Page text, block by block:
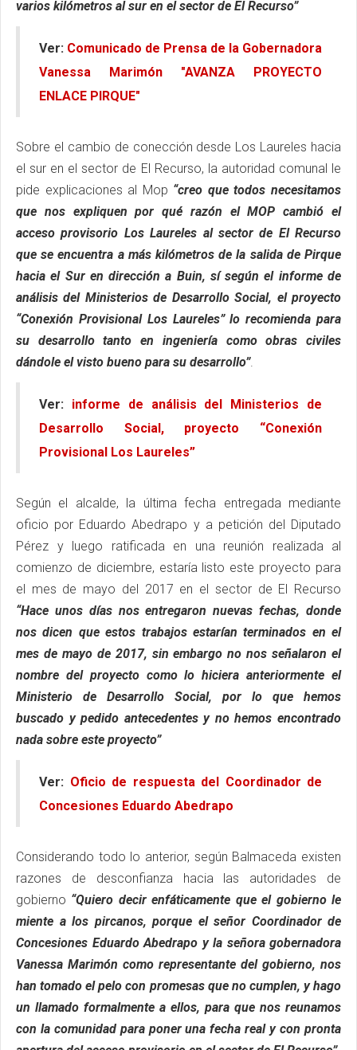
varios kilómetros al sur en el sector de El Recurso”
Ver: Comunicado de Prensa de la Gobernadora
Vanessa Marimón
"AVANZA PROYECTO
ENLACE PIRQUE"
Sobre el cambio de conección desde Los Laureles hacia
el sur en el sector de El Recurso, la autoridad comunal le
pide explicaciones al Mop “creo que todos necesitamos
que nos expliquen por qué razón el MOP cambió el
acceso provisorio Los Laureles al sector de El Recurso
que se encuentra a más kilómetros de la salida de Pirque
hacia el Sur en dirección a Buin, sí según el informe de
análisis del Ministerios de Desarrollo Social, el proyecto
“Conexión Provisional Los Laureles” lo recomienda para
su desarrollo tanto en ingeniería como obras civiles
dándole el visto bueno para su desarrollo”.
Ver: informe de análisis del Ministerios de
Desarrollo Social, proyecto “Conexión
Provisional Los Laureles”
Según el alcalde, la última fecha entregada mediante
oficio por Eduardo Abedrapo y a petición del Diputado
Pérez y luego ratificada en una reunión realizada al
comienzo de diciembre, estaría listo este proyecto para
el mes de mayo del 2017 en el sector de El Recurso
“Hace unos días nos entregaron nuevas fechas, donde
nos dicen que estos trabajos estarían terminados en el
mes de mayo de 2017, sin embargo no nos señalaron el
nombre del proyecto como lo hiciera anteriormente el
Ministerio de Desarrollo Social, por lo que hemos
buscado y pedido antecedentes y no hemos encontrado
nada sobre este proyecto”
Ver: Oficio de respuesta del Coordinador de
Concesiones Eduardo Abedrapo
Considerando todo lo anterior, según Balmaceda existen
razones de desconfianza hacia las autoridades de
gobierno “Quiero decir enfáticamente que el gobierno le
miente a los pircanos, porque el señor Coordinador de
Concesiones Eduardo Abedrapo y la señora gobernadora
Vanessa Marimón como representante del gobierno, nos
han tomado el pelo con promesas que no cumplen, y hago
un llamado formalmente a ellos, para que nos reunamos
con la comunidad para poner una fecha real y con pronta